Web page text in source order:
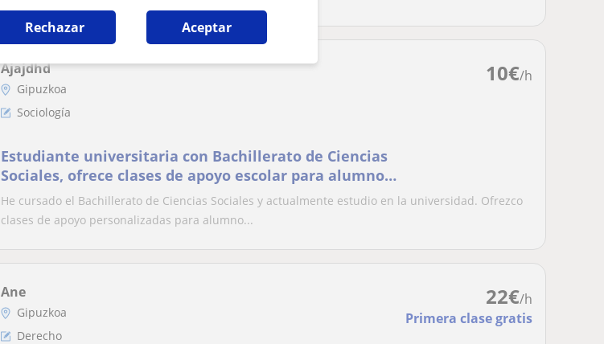
Rechazar Aceptar
10€/h
Ajajdhd
Gipuzkoa
Sociología
Estudiante universitaria con Bachillerato de Ciencias
Sociales, ofrece clases de apoyo escolar para alumnos
de Educación Primaria
He cursado el Bachillerato de Ciencias Sociales y actualmente estudio en la universidad. Ofrezco
clases de apoyo personalizadas para alumno...
22€/h
Primera clase gratis
Ane
Gipuzkoa
Derecho